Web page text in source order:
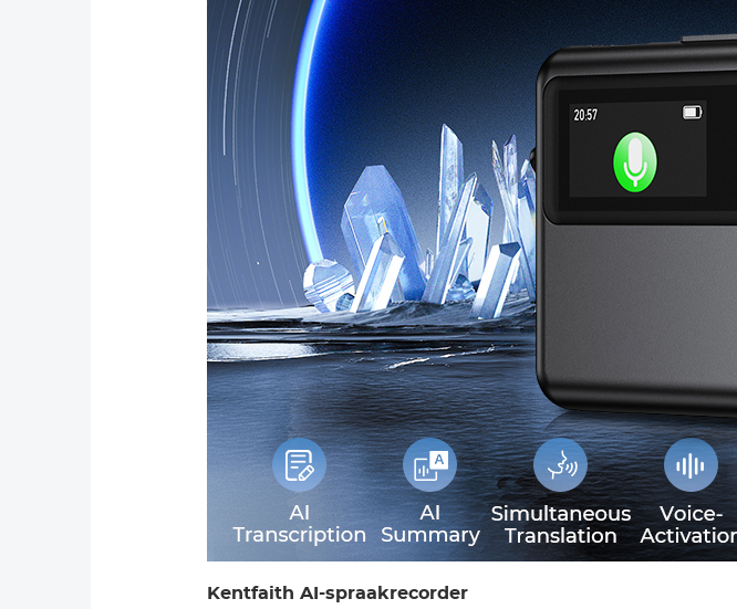
Kentfaith AI-spraakrecorder